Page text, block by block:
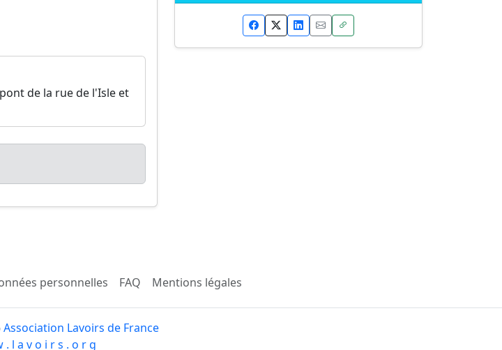
de la rue de l'Isle et
personnelles FAQ Mentions légales
Association Lavoirs de France
. l a v o i r s . o r g